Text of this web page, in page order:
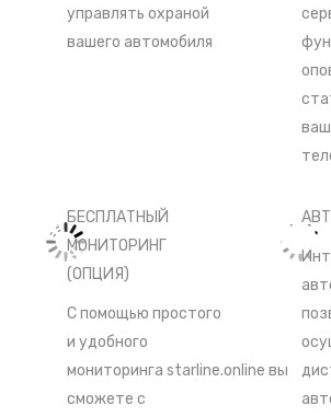
управлять охраной
вашего автомобиля
БЕСПЛАТНЫЙ
МОНИТОРИНГ
(ОПЦИЯ)
С помощью простого
и удобного
мониторинга starline.online вы
сможете с